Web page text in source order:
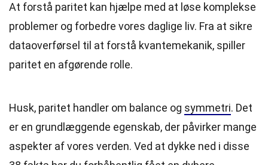
At forstå paritet kan hjælpe med at løse komplekse
problemer og forbedre vores daglige liv. Fra at sikre
dataoverførsel til at forstå kvantemekanik, spiller
paritet en afgørende rolle.
Husk, paritet handler om balance og symmetri. Det
er en grundlæggende egenskab, der påvirker mange
aspekter af vores verden. Ved at dykke ned i disse